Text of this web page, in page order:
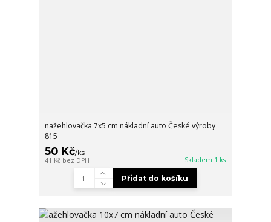
nažehlovačka 7x5 cm nákladní auto České výroby
815
50 Kč/ks
41 Kč bez DPH Skladem 1 ks
Přidat do košíku